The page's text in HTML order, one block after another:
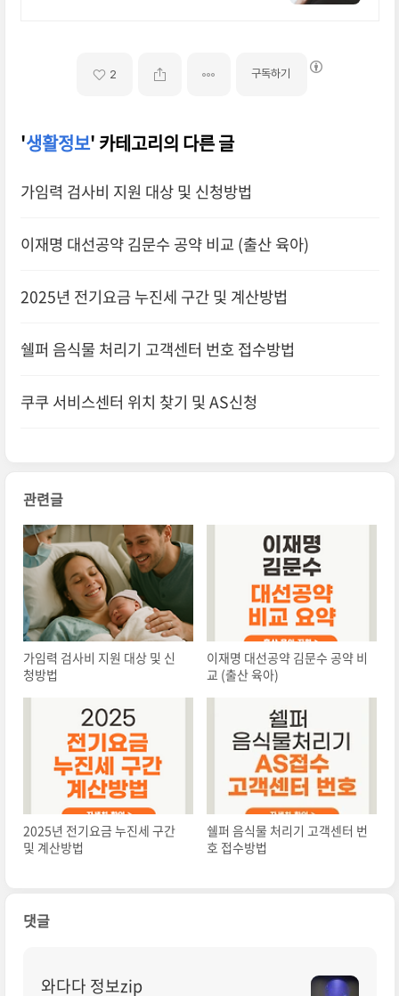
2 구독하기
'생활정보' 카테고리의 다른 글
가임력 검사비 지원 대상 및 신청방법
이재명 대선공약 김문수 공약 비교 (출산 육아)
2025년 전기요금 누진세 구간 및 계산방법
쉘퍼 음식물 처리기 고객센터 번호 접수방법
쿠쿠 서비스센터 위치 찾기 및 AS신청
관련글
가임력 검사비 지원 대상 및 신
청방법
이재명 대선공약 김문수 공약 비
교 (출산 육아)
2025년 전기요금 누진세 구간
및 계산방법
쉘퍼 음식물 처리기 고객센터 번
호 접수방법
댓글
와다다 정보zip